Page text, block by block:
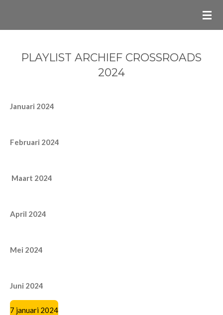
PLAYLIST ARCHIEF CROSSROADS
2024
Januari 2024
Februari 2024
Maart 2024
April 2024
Mei 2024
Juni 2024
7 januari 2024